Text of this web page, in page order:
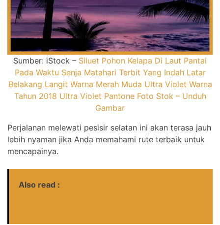
Sumber: iStock – Siluet Pohon Kelapa Di Laut Pantai
Pada Waktu Senja Matahari Terbit Yang Indah Latar
Belakang Langit Warna Merah Muda Ultra Violet Warna
Tahun 2018 Ultra Violet Pantone Foto Stok – Unduh
Gambar
Perjalanan melewati pesisir selatan ini akan terasa jauh
lebih nyaman jika Anda memahami rute terbaik untuk
mencapainya.
Also read :